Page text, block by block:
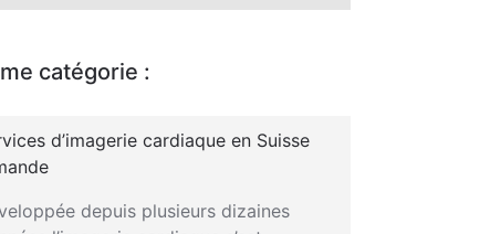
catégorie :
d’imagerie cardiaque en Suisse
depuis plusieurs dizaines